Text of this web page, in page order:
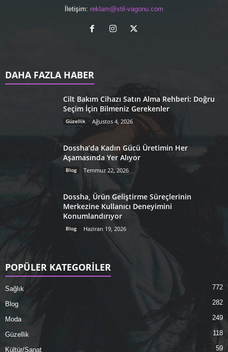
İletişim: reklam@stil-vagonu.com
DAHA FAZLA HABER
Cilt Bakım Cihazı Satın Alma Rehberi: Doğru
Seçim İçin Bilmeniz Gerekenler
Güzellik Ağustos 4, 2026
Dossha’da Kadın Gücü Üretimin Her
Aşamasında Yer Alıyor
Blog Temmuz 22, 2026
Dossha, Ürün Geliştirme Süreçlerinin
Merkezine Kullanıcı Deneyimini
Konumlandırıyor
Blog Haziran 19, 2026
POPÜLER KATEGORİLER
Sağlık 772
Blog 282
Moda 249
Güzellik 118
Kültür/Sanat 59